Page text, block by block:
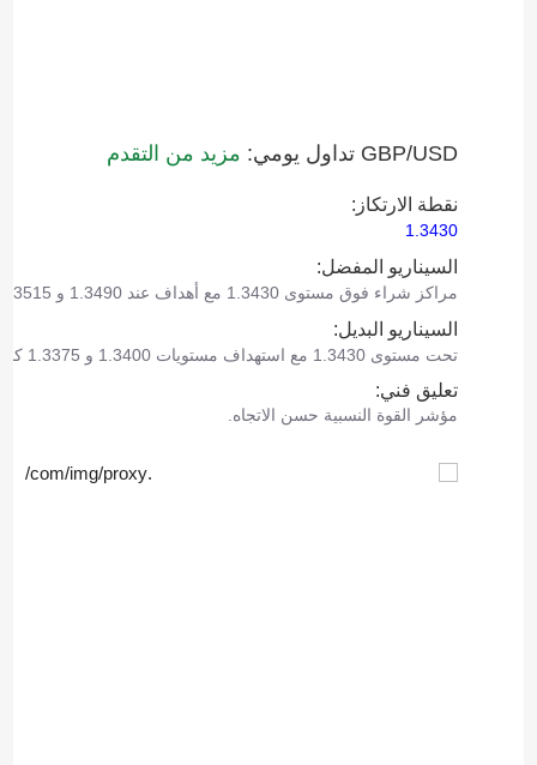
GBP/USD تداول يومي: مزيد من التقدم
نقطة الارتكاز:
1.3430
السيناريو المفضل:
مراكز شراء فوق مستوى 1.3430 مع أهداف عند 1.3490 و 1.3515.
السيناريو البديل:
تحت مستوى 1.3430 مع استهداف مستويات 1.3400 و 1.3375 كأهداف.
تعليق فني:
مؤشر القوة النسبية حسن الاتجاه.